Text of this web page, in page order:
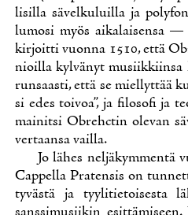
li­sil­la sä­vel­ku­luil­la ja
lu­mo­si myös ai­ka­lai­sen­sa
kir­joit­ti vuon­na 1510, et­tä
nioil­la kyl­vä­nyt
run­saas­ti, et­tä se miel­lyt­tää
si edes toi­voa”, ja fi­lo­so­fi ja
mai­nit­si Obrehc­tin ole­van
ver­taan­sa vail­la.
Jo lä­hes
Cap­pel­la Pra­ten­sis on
ty­väs­tä ja tyy­li­tie­toi­ses­ta